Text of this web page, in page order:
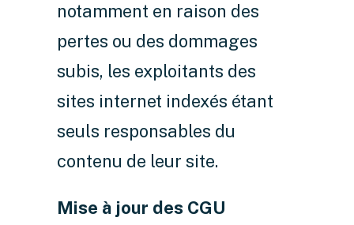
notamment en raison des
pertes ou des dommages
subis, les exploitants des
sites internet indexés étant
seuls responsables du
contenu de leur site.
Mise à jour des CGU